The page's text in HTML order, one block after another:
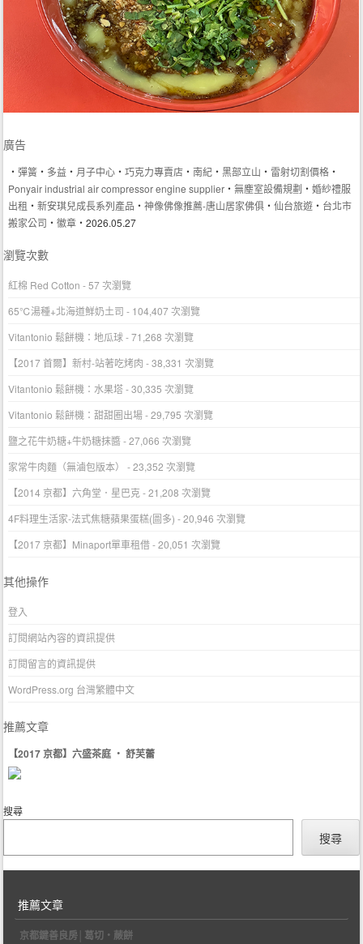
廣告
‧彈簧 ‧ 多益 ‧ 月子中心 ‧巧克力專賣店 ‧南紀 ‧黑部立山 ‧ 雷射切割價格 ‧
Ponyair industrial air compressor engine supplier ‧無塵室設備規劃 ‧婚紗禮服
出租 ‧新安琪兒成長系列產品 ‧神像佛像推薦-唐山居家佛俱 ‧仙台旅遊 ‧ 台北市
搬家公司 ‧徽章 ‧2026.05.27
瀏覽次數
紅棉 Red Cotton - 57 次瀏覽
65℃湯種+北海道鮮奶土司 - 104,407 次瀏覽
Vitantonio 鬆餅機：地瓜球- 71,268 次瀏覽
【2017 首爾】新村-站著吃烤肉 - 38,331 次瀏覽
Vitantonio 鬆餅機：水果塔- 30,335 次瀏覽
Vitantonio 鬆餅機：甜甜圈出場- 29,795 次瀏覽
鹽之花牛奶糖+牛奶糖抹醬- 27,066 次瀏覽
家常牛肉麵（無滷包版本）
- 23,352 次瀏覽
【2014 京都】六角堂．星巴克- 21,208 次瀏覽
4F料理生活家-法式焦糖蘋果蛋糕(圖多) - 20,946 次瀏覽
【2017 京都】Minaport單車租借- 20,051 次瀏覽
其他操作
登入
訂閱網站內容的資訊提供
訂閱留言的資訊提供
WordPress.org 台灣繁體中文
推薦文章
【2017 京都】六盛茶庭 ‧ 舒芙蕾
搜尋
搜尋
推薦文章
京都鍵善良房│葛切‧蕨餅